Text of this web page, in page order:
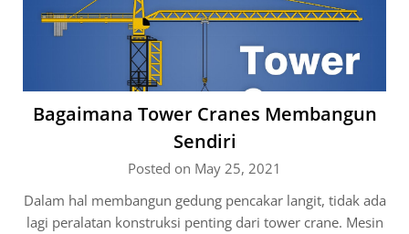
Bagaimana Tower Cranes Membangun
Sendiri
Posted on May 25, 2021
Dalam hal membangun gedung pencakar langit, tidak ada
lagi peralatan konstruksi penting dari tower crane. Mesin